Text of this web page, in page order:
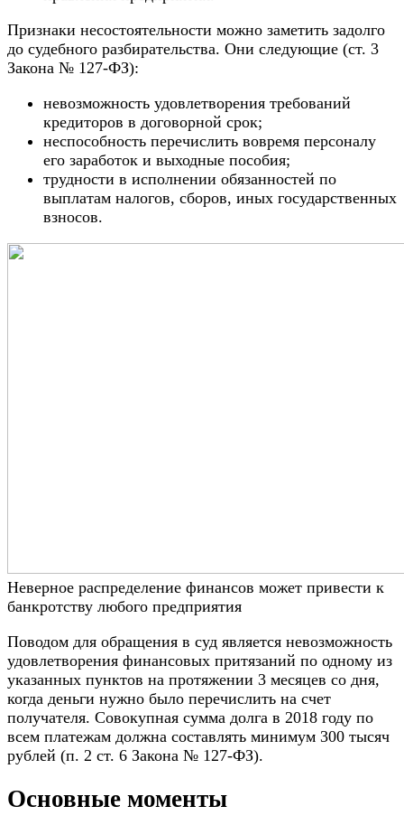
Признаки несостоятельности можно заметить задолго
до судебного разбирательства. Они следующие (ст. 3
Закона № 127-ФЗ):
невозможность удовлетворения требований
кредиторов в договорной срок;
неспособность перечислить вовремя персоналу
его заработок и выходные пособия;
трудности в исполнении обязанностей по
выплатам налогов, сборов, иных государственных
взносов.
Неверное распределение финансов может привести к
банкротству любого предприятия
Поводом для обращения в суд является невозможность
удовлетворения финансовых притязаний по одному из
указанных пунктов на протяжении 3 месяцев со дня,
когда деньги нужно было перечислить на счет
получателя. Совокупная сумма долга в 2018 году по
всем платежам должна составлять минимум 300 тысяч
рублей (п. 2 ст. 6 Закона № 127-ФЗ).
Основные моменты